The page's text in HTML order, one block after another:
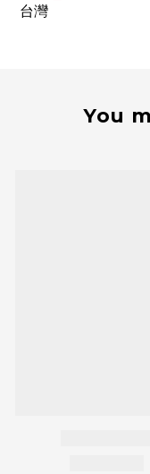
台灣
You